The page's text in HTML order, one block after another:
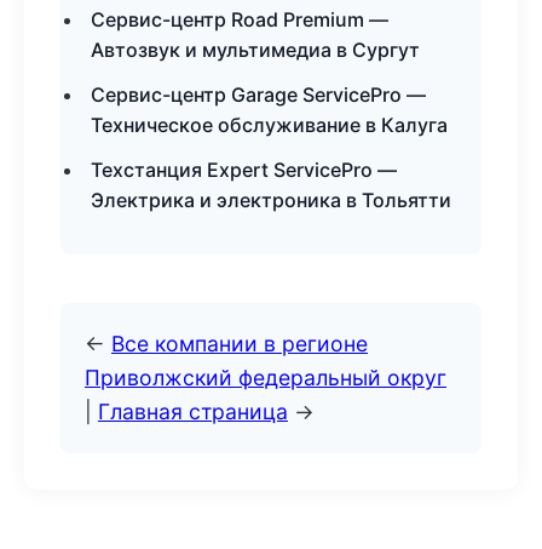
Сервис-центр Road Premium —
Автозвук и мультимедиа в Сургут
Сервис-центр Garage ServicePro —
Техническое обслуживание в Калуга
Техстанция Expert ServicePro —
Электрика и электроника в Тольятти
← Все компании в регионе
Приволжский федеральный округ
Главная страница →